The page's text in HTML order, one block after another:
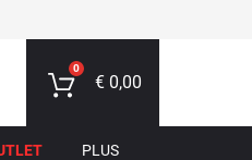
0
€0,00
PLUS